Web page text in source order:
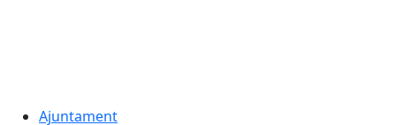
Ajuntament